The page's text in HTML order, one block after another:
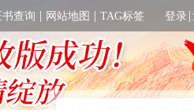
书查询 | 网站地图 | TAG标签 登录 |